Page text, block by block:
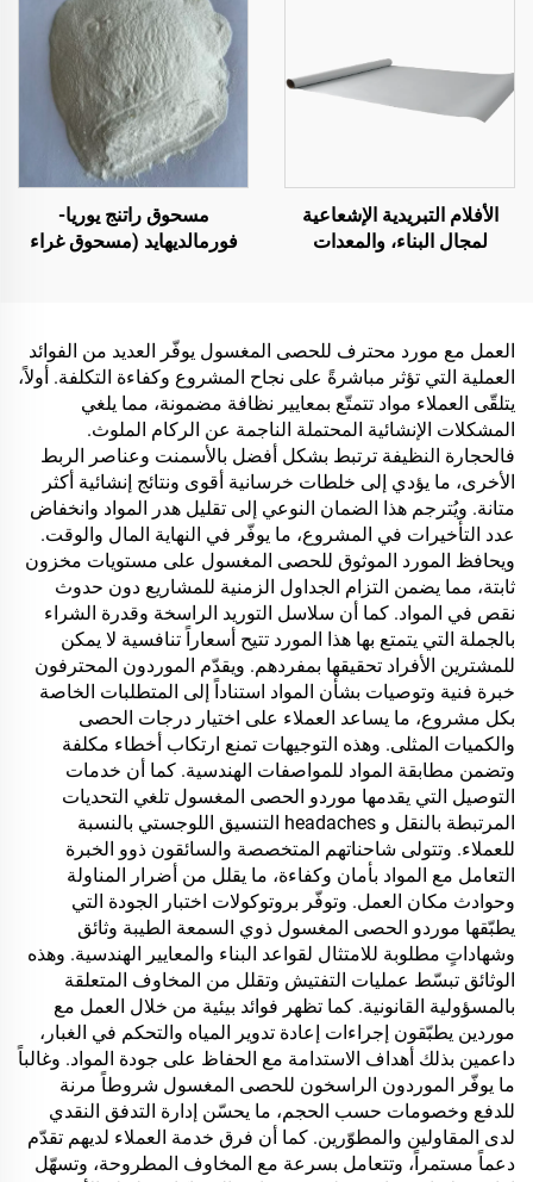
وإعادة تجديد البولي يوريثان
وحبيبات EPDM، والركائز
الإيبوكسية القابلة للذوبان في
الماء أو الزيت، والرخام،
وبلاط الأرضيات، والخرسانة
المسامية، وتطبيقات
المركبات وغيرها
الأفلام التبريدية الإشعاعية
لمجال البناء، والمعدات
الحبوب، ووسائل النقل
والمرافق الخارجية،
والتطبيقات الناشئة في أنماط
الحياة
مسحوق راتنج يوريا-
فورمالديهايد (مسحوق غراء
الخشب الرقائقي متعدد
الطبقات، والألواح الخشبية
الدقيقة، والألواح الصديقة
للبيئة، وألواح الحبيبات
المغشاة بطبقة خشبية،
وغيرها.
العمل مع مورد محترف للحصى المغسول يوفّر العديد من الفوائد
العملية التي تؤثر مباشرةً على نجاح المشروع وكفاءة التكلفة. أولاً،
يتلقّى العملاء مواد تتمتّع بمعايير نظافة مضمونة، مما يلغي
المشكلات الإنشائية المحتملة الناجمة عن الركام الملوث.
فالحجارة النظيفة ترتبط بشكل أفضل بالأسمنت وعناصر الربط
الأخرى، ما يؤدي إلى خلطات خرسانية أقوى ونتائج إنشائية أكثر
متانة. ويُترجم هذا الضمان النوعي إلى تقليل هدر المواد وانخفاض
عدد التأخيرات في المشروع، ما يوفّر في النهاية المال والوقت.
ويحافظ المورد الموثوق للحصى المغسول على مستويات مخزون
ثابتة، مما يضمن التزام الجداول الزمنية للمشاريع دون حدوث
نقص في المواد. كما أن سلاسل التوريد الراسخة وقدرة الشراء
بالجملة التي يتمتع بها هذا المورد تتيح أسعاراً تنافسية لا يمكن
للمشترين الأفراد تحقيقها بمفردهم. ويقدّم الموردون المحترفون
خبرة فنية وتوصيات بشأن المواد استناداً إلى المتطلبات الخاصة
بكل مشروع، ما يساعد العملاء على اختيار درجات الحصى
والكميات المثلى. وهذه التوجيهات تمنع ارتكاب أخطاء مكلفة
وتضمن مطابقة المواد للمواصفات الهندسية. كما أن خدمات
التوصيل التي يقدمها موردو الحصى المغسول تلغي التحديات
المرتبطة بالنقل و headaches التنسيق اللوجستي بالنسبة
للعملاء. وتتولى شاحناتهم المتخصصة والسائقون ذوو الخبرة
التعامل مع المواد بأمان وكفاءة، ما يقلل من أضرار المناولة
وحوادث مكان العمل. وتوفّر بروتوكولات اختبار الجودة التي
يطبّقها موردو الحصى المغسول ذوي السمعة الطيبة وثائق
وشهاداتٍ مطلوبة للامتثال لقواعد البناء والمعايير الهندسية. وهذه
الوثائق تبسّط عمليات التفتيش وتقلل من المخاوف المتعلقة
بالمسؤولية القانونية. كما تظهر فوائد بيئية من خلال العمل مع
موردين يطبّقون إجراءات إعادة تدوير المياه والتحكم في الغبار،
داعمين بذلك أهداف الاستدامة مع الحفاظ على جودة المواد. وغالباً
ما يوفّر الموردون الراسخون للحصى المغسول شروطاً مرنة
للدفع وخصومات حسب الحجم، ما يحسّن إدارة التدفق النقدي
لدى المقاولين والمطوّرين. كما أن فرق خدمة العملاء لديهم تقدّم
دعماً مستمراً، وتتعامل بسرعة مع المخاوف المطروحة، وتسهّل